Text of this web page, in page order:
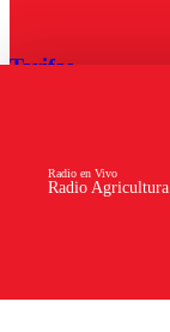
Radio Agricultura
Radio en Vivo
Tarifas